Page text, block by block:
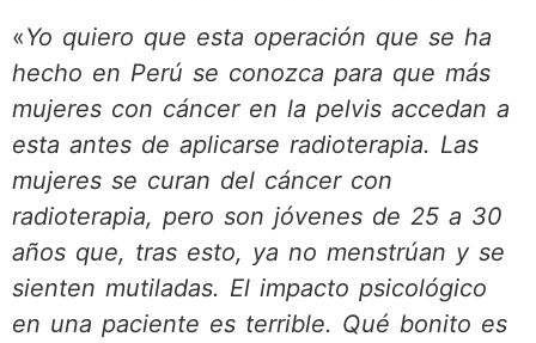
«Yo quiero que esta operación que se ha
hecho en Perú se conozca para que más
mujeres con cáncer en la pelvis accedan a
esta antes de aplicarse radioterapia. Las
mujeres se curan del cáncer con
radioterapia, pero son jóvenes de 25 a 30
años que, tras esto, ya no menstrúan y se
sienten mutiladas. El impacto psicológico
en una paciente es terrible. Qué bonito es